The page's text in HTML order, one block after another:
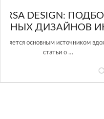
GLAZOV DESIGN
ПОДХОД
Glazov Design Group- это одна